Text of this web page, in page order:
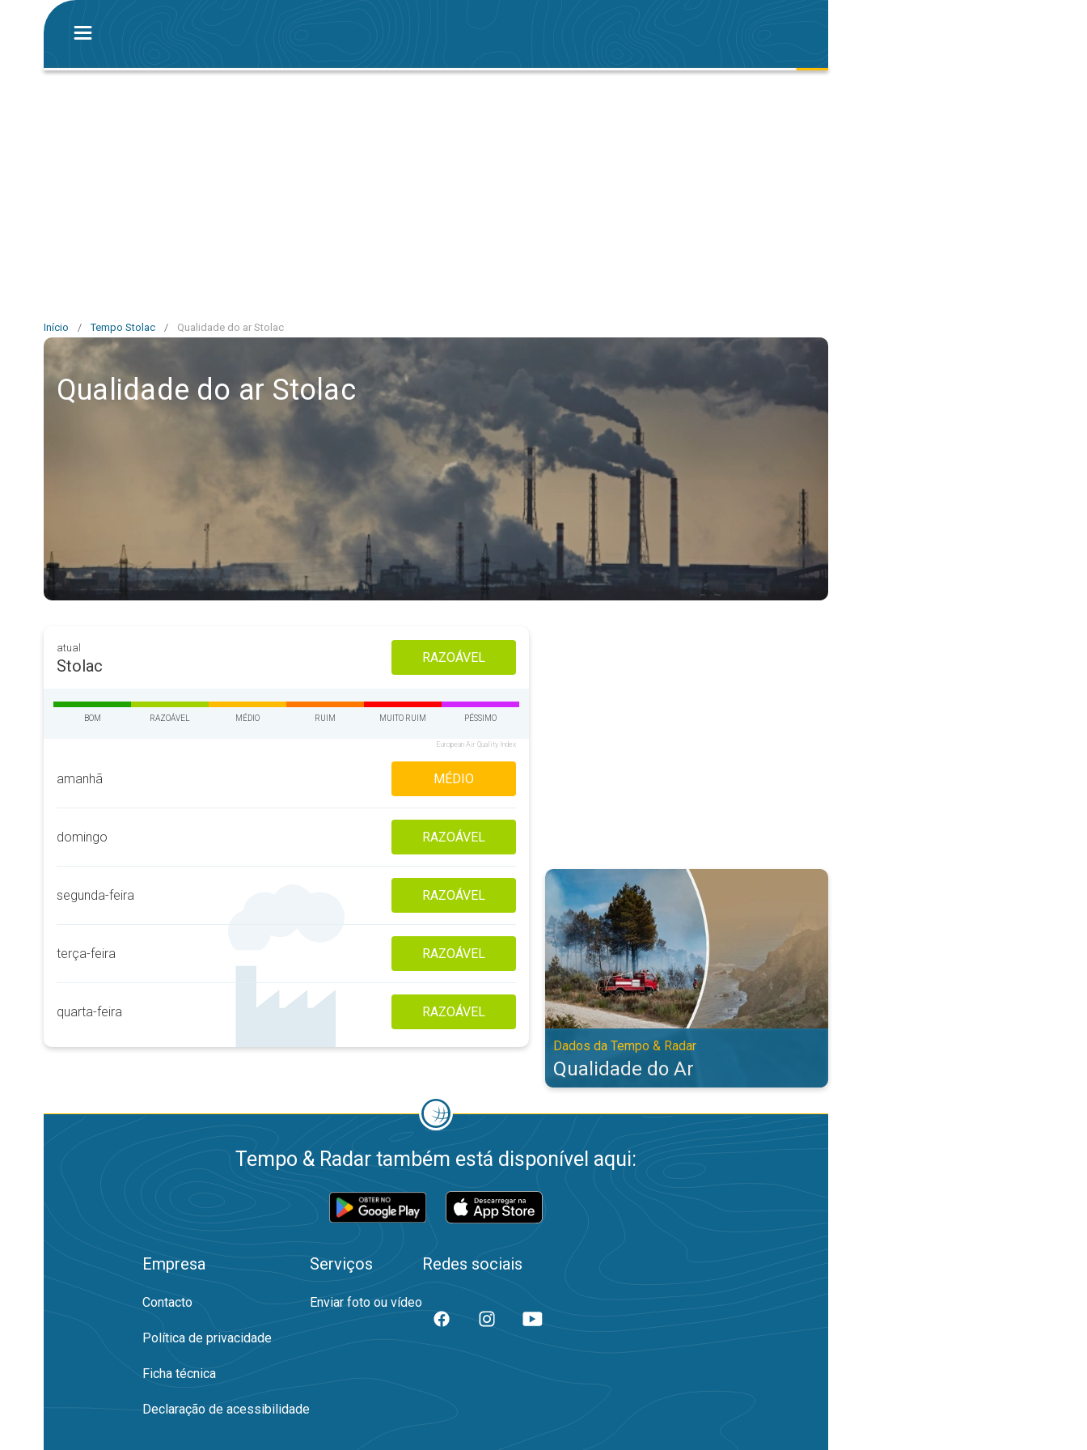
Início / Tempo Stolac / Qualidade do ar Stolac
Qualidade do ar Stolac
atual
Stolac RAZOÁVEL
BOM RAZOÁVEL MÉDIO RUIM MUITO RUIM PÉSSIMO
European Air Quality Index
amanhã MÉDIO
domingo RAZOÁVEL
segunda-feira RAZOÁVEL
terça-feira RAZOÁVEL
quarta-feira RAZOÁVEL
Qualidade do Ar. Dados da Tempo & Radar. . .
Dados da Tempo & Radar
Qualidade do Ar
Tempo & Radar também está disponível aqui:
Empresa
Contacto
Política de privacidade
Ficha técnica
Declaração de acessibilidade
Serviços
Enviar foto ou vídeo
Redes sociais